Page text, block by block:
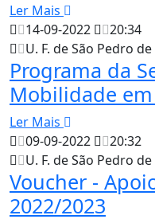
Ler Mais
14-09-2022
20:34
U. F. de São Pedro
Programa da
Mobilidade em
Ler Mais
09-09-2022
20:32
U. F. de São Pedro
Voucher -
2022/2023